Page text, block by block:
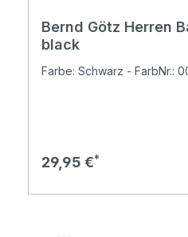
Bernd Götz Herren
black
Farbe: Schwarz - FarbNr.:
Regulärer Preis:
29,95 €